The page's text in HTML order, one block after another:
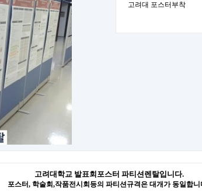
고려대 포스터부착
​고려대학교 발표회포스터 파티션렌탈입니다.
포스터, 학술회,작품전시회등의 파티션규격은 대개가 동일합